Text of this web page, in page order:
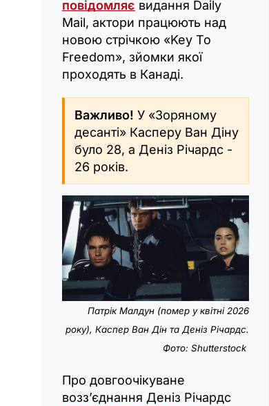
повідомляє видання Daily
Mail, актори працюють над
новою стрічкою «Key To
Freedom», зйомки якої
проходять в Канаді.
Важливо! У «Зоряному
десанті» Касперу Ван Діну
було 28, а Деніз Річардс -
26 років.
Патрік Малдун (помер у квітні 2026
року),Каспер Ван Дін та Деніз Річардс.
Фото: Shutterstock
Про довгоочікуване
возз’єднання Деніз Річардс